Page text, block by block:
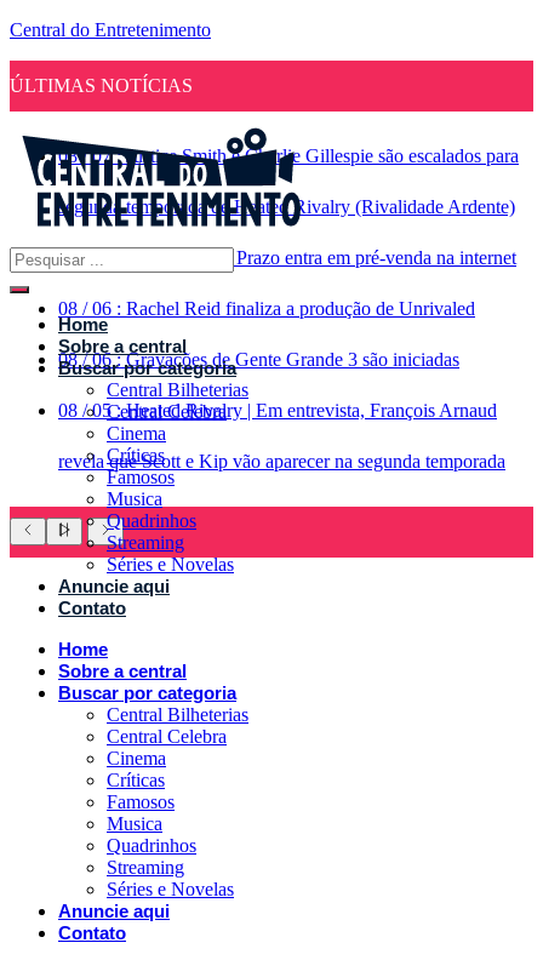
Central do Entretenimento
ÚLTIMAS NOTÍCIAS
08 / 07 : Justice Smith e Charlie Gillespie são escalados para
segunda temporada de Heated Rivalry (Rivalidade Ardente)
08 / Jogo a Longo Prazo entra em pré-venda na internet
08 / 06 : Rachel Reid finaliza a produção de Unrivaled
08 / 06 : Gravações de Gente Grande 3 são iniciadas
08 / 05 : Heated Rivalry | Em entrevista, François Arnaud
revela que Scott e Kip vão aparecer na segunda temporada
Home
Sobre a central
Buscar por categoria
Central Bilheterias
Central Celebra
Cinema
Críticas
Famosos
Musica
Quadrinhos
Streaming
Séries e Novelas
Anuncie aqui
Contato
Home
Sobre a central
Buscar por categoria
Central Bilheterias
Central Celebra
Cinema
Críticas
Famosos
Musica
Quadrinhos
Streaming
Séries e Novelas
Anuncie aqui
Contato